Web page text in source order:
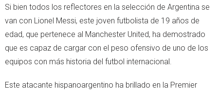
Si bien todos los reflectores en la selección de Argentina se
van con Lionel Messi, este joven futbolista de 19 años de
edad, que pertenece al Manchester United, ha demostrado
que es capaz de cargar con el peso ofensivo de uno de los
equipos con más historia del futbol internacional.
Este atacante hispanoargentino ha brillado en la Premier